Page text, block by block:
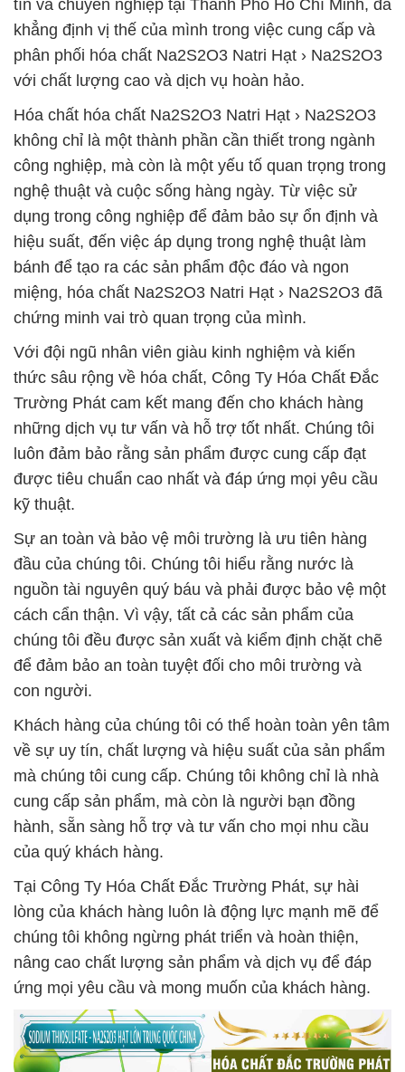
tín và chuyên nghiệp tại Thành Phố Hồ Chí Minh, đã
khẳng định vị thế của mình trong việc cung cấp và
phân phối hóa chất Na2S2O3 Natri Hạt › Na2S2O3
với chất lượng cao và dịch vụ hoàn hảo.
Hóa chất hóa chất Na2S2O3 Natri Hạt › Na2S2O3
không chỉ là một thành phần cần thiết trong ngành
công nghiệp, mà còn là một yếu tố quan trọng trong
nghệ thuật và cuộc sống hàng ngày. Từ việc sử
dụng trong công nghiệp để đảm bảo sự ổn định và
hiệu suất, đến việc áp dụng trong nghệ thuật làm
bánh để tạo ra các sản phẩm độc đáo và ngon
miệng, hóa chất Na2S2O3 Natri Hạt › Na2S2O3 đã
chứng minh vai trò quan trọng của mình.
Với đội ngũ nhân viên giàu kinh nghiệm và kiến
thức sâu rộng về hóa chất, Công Ty Hóa Chất Đắc
Trường Phát cam kết mang đến cho khách hàng
những dịch vụ tư vấn và hỗ trợ tốt nhất. Chúng tôi
luôn đảm bảo rằng sản phẩm được cung cấp đạt
được tiêu chuẩn cao nhất và đáp ứng mọi yêu cầu
kỹ thuật.
Sự an toàn và bảo vệ môi trường là ưu tiên hàng
đầu của chúng tôi. Chúng tôi hiểu rằng nước là
nguồn tài nguyên quý báu và phải được bảo vệ một
cách cẩn thận. Vì vậy, tất cả các sản phẩm của
chúng tôi đều được sản xuất và kiểm định chặt chẽ
để đảm bảo an toàn tuyệt đối cho môi trường và
con người.
Khách hàng của chúng tôi có thể hoàn toàn yên tâm
về sự uy tín, chất lượng và hiệu suất của sản phẩm
mà chúng tôi cung cấp. Chúng tôi không chỉ là nhà
cung cấp sản phẩm, mà còn là người bạn đồng
hành, sẵn sàng hỗ trợ và tư vấn cho mọi nhu cầu
của quý khách hàng.
Tại Công Ty Hóa Chất Đắc Trường Phát, sự hài
lòng của khách hàng luôn là động lực mạnh mẽ để
chúng tôi không ngừng phát triển và hoàn thiện,
nâng cao chất lượng sản phẩm và dịch vụ để đáp
ứng mọi yêu cầu và mong muốn của khách hàng.